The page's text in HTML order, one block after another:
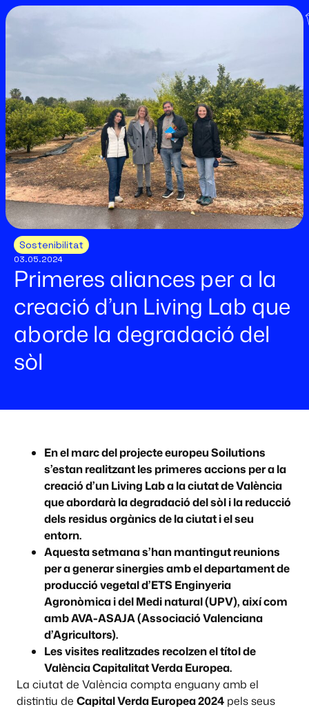
Sostenibilitat
03.05.2024
Primeres aliances per a la
creació d’un Living Lab que
aborde la degradació del
sòl
En el marc del projecte europeu Soilutions
s’estan realitzant les primeres accions per a la
creació d’un Living Lab a la ciutat de València
que abordarà la degradació del sòl i la reducció
dels residus orgànics de la ciutat i el seu
entorn.
Aquesta setmana s’han mantingut reunions
per a generar sinergies amb el departament de
producció vegetal d’ETS Enginyeria
Agronòmica i del Medi natural (UPV), així com
amb AVA-ASAJA (Associació Valenciana
d’Agricultors).
Les visites realitzades recolzen el títol de
València Capitalitat Verda Europea.
La ciutat de València compta enguany amb el
distintiu de Capital Verda Europea 2024 pels seus